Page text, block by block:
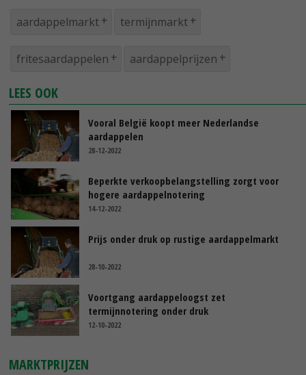
aardappelmarkt termijnmarkt
fritesaardappelen aardappelprijzen
LEES OOK
Vooral België koopt meer Nederlandse
aardappelen
28-12-2022
Beperkte verkoopbelangstelling zorgt voor
hogere aardappelnotering
14-12-2022
Prijs onder druk op rustige aardappelmarkt
28-10-2022
Voortgang aardappeloogst zet
termijnnotering onder druk
12-10-2022
MARKTPRIJZEN